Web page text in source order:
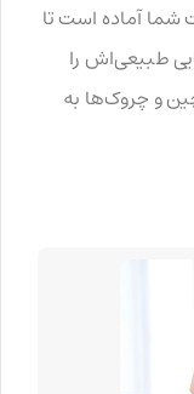
آماده است تا
طبیعی‌اش را
و چروک‌ها به